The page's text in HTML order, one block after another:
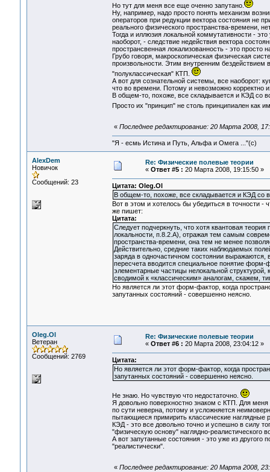
Но тут для меня все еще оченно запутано.
Ну, например, надо просто понять механизм
операторов при редукции вектора состояния не
реального физического пространства-времени,
Тогда и иллюзия локальной коммутативности -
наоборот, - следствие недействия вектора
пространсвенная локализованность - это просто
Грубо говоря, макроскопическая физическая
произвольности. Этим внутренним
"полуклассическая" КТП.
А вот для сознательной системы, все наоборот:
что во времени. Потому и невозможно корректно
В общем-то, похоже, все складывается и КЭД со
Просто их "принцип" не столь принципиален как
« Последнее редактирование: 20 Марта 2008,
"Я - есмь Истина и Путь, Альфа и Омега ..."(с)
AlexDem
Новичок
Сообщений: 23
Re: Физические полевые теории
« Ответ #5 : 20 Марта 2008, 19:15:50 »
Цитата: Oleg.Ol
В общем-то, похоже, все складывается и КЭД со
Вот в этом и хотелось бы убедиться в точности -
же пишет:
Цитата:
Следует подчеркнуть, что хотя квантовая
локальности, п.8.2.А), отражая тем самым
пространства-времени, она тем не менее
Действительно, средние таких наблюдаемых
заряда в одночастичном состоянии
пересчета вводится специальное понятие
элементарные частицы нелокальной структурой,
сводимой к «классическим» аналогам, скажем,
Но является ли этот форм-фактор, когда
запутанных состояний - совершенно неясно.
Oleg.Ol
Ветеран
Сообщений: 2769
Re: Физические полевые теории
« Ответ #6 : 20 Марта 2008, 23:04:12 »
Цитата:
Но является ли этот форм-фактор, когда
запутанных состояний - совершенно неясно.
Не знаю. Но чувствую что недостаточно.
Я довольно поверхностно знаком с КТП. Для
по сути неверна, потому и усложняется
пытающиеся примирить классические наглядные
КЭД - это все довольно точно и успешно в силу
"физическую основу" наглядно-реалистического
А вот запутанные состояния - это уже из другого
"реалистически".
« Последнее редактирование: 20 Марта 2008,